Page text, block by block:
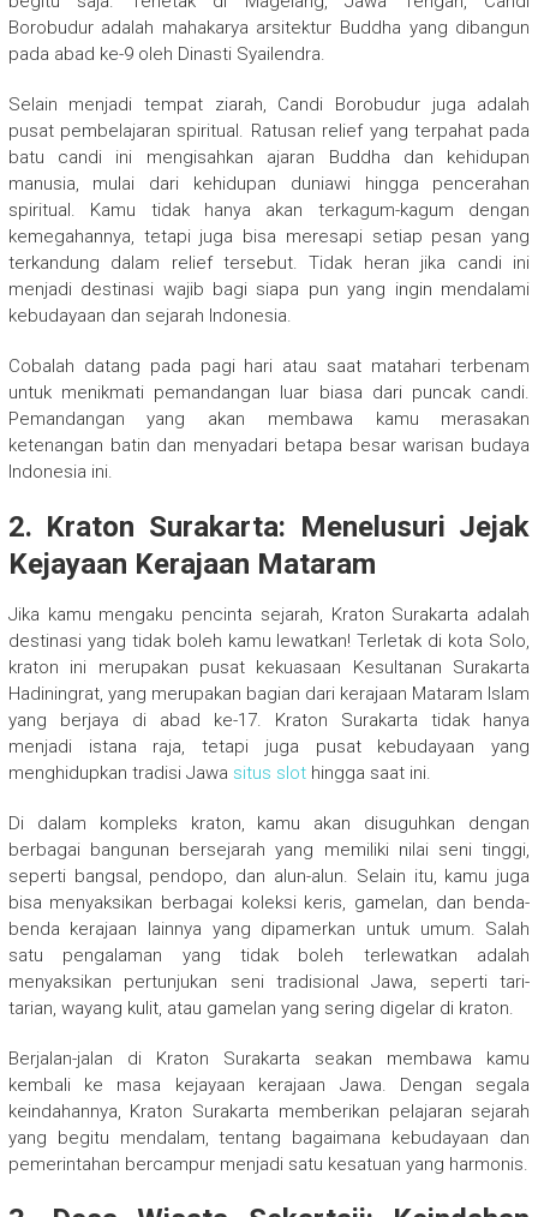
Borobudur adalah mahakarya arsitektur Buddha yang dibangun
pada abad ke-9 oleh Dinasti Syailendra.
Selain menjadi tempat ziarah, Candi Borobudur juga adalah
pusat pembelajaran spiritual. Ratusan relief yang terpahat pada
batu candi ini mengisahkan ajaran Buddha dan kehidupan
manusia, mulai dari kehidupan duniawi hingga pencerahan
spiritual. Kamu tidak hanya akan terkagum-kagum dengan
kemegahannya, tetapi juga bisa meresapi setiap pesan yang
terkandung dalam relief tersebut. Tidak heran jika candi ini
menjadi destinasi wajib bagi siapa pun yang ingin mendalami
kebudayaan dan sejarah Indonesia.
Cobalah datang pada pagi hari atau saat matahari terbenam
untuk menikmati pemandangan luar biasa dari puncak candi.
Pemandangan yang akan membawa kamu merasakan
ketenangan batin dan menyadari betapa besar warisan budaya
Indonesia ini.
2. Kraton Surakarta: Menelusuri Jejak
Kejayaan Kerajaan Mataram
Jika kamu mengaku pencinta sejarah, Kraton Surakarta adalah
destinasi yang tidak boleh kamu lewatkan! Terletak di kota Solo,
kraton ini merupakan pusat kekuasaan Kesultanan Surakarta
Hadiningrat, yang merupakan bagian dari kerajaan Mataram Islam
yang berjaya di abad ke-17. Kraton Surakarta tidak hanya
menjadi istana raja, tetapi juga pusat kebudayaan yang
menghidupkan tradisi Jawa situs slothingga saat ini.
Di dalam kompleks kraton, kamu akan disuguhkan dengan
berbagai bangunan bersejarah yang memiliki nilai seni tinggi,
seperti bangsal, pendopo, dan alun-alun. Selain itu, kamu juga
bisa menyaksikan berbagai koleksi keris, gamelan, dan benda-
benda kerajaan lainnya yang dipamerkan untuk umum. Salah
satu pengalaman yang tidak boleh terlewatkan adalah
menyaksikan pertunjukan seni tradisional Jawa, seperti tari-
tarian, wayang kulit, atau gamelan yang sering digelar di kraton.
Berjalan-jalan di Kraton Surakarta seakan membawa kamu
kembali ke masa kejayaan kerajaan Jawa. Dengan segala
keindahannya, Kraton Surakarta memberikan pelajaran sejarah
yang begitu mendalam, tentang bagaimana kebudayaan dan
pemerintahan bercampur menjadi satu kesatuan yang harmonis.